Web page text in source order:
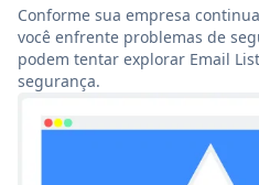
Conforme sua empresa
você enfrente problemas de
podem tentar explorar Email
segurança.